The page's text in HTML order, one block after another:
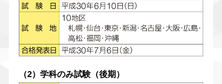
（2）学科のみ試験（後期）